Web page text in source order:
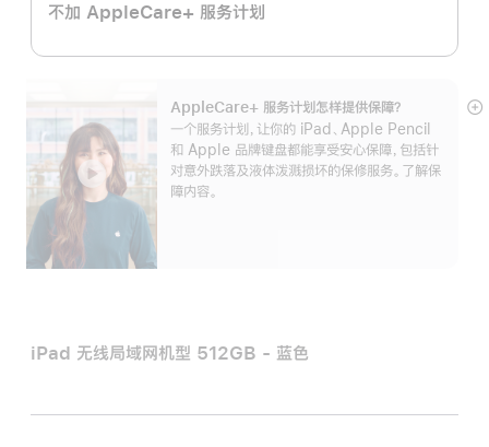
不加 AppleCare+ 服务计划
AppleCare+ 服务计划怎样提供保⁠障？
一个服务计划，让你的 iPad、Apple Pencil
和 Apple 品牌键盘都能享受安心保障，包括针
对意外跌落及液体泼溅损坏的保修服务。了解保
障内容。
展
iPad 无线局域网机型 512GB - 蓝色